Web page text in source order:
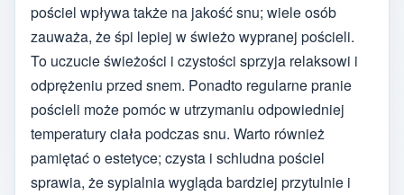
pościel wpływa także na jakość snu; wiele osób
zauważa, że śpi lepiej w świeżo wypranej pościeli.
To uczucie świeżości i czystości sprzyja relaksowi i
odprężeniu przed snem. Ponadto regularne pranie
pościeli może pomóc w utrzymaniu odpowiedniej
temperatury ciała podczas snu. Warto również
pamiętać o estetyce; czysta i schludna pościel
sprawia, że sypialnia wygląda bardziej przytulnie i